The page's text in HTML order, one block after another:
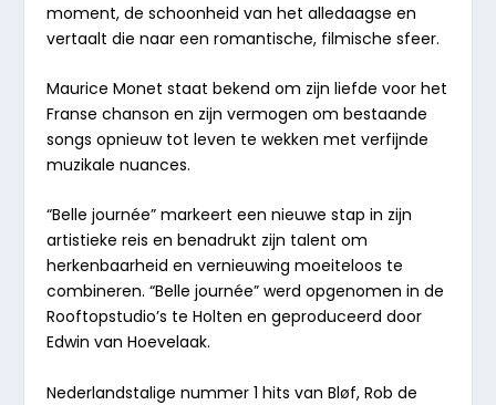
moment, de schoonheid van het alledaagse en
vertaalt die naar een romantische, filmische sfeer.
Maurice Monet staat bekend om zijn liefde voor het
Franse chanson en zijn vermogen om bestaande
songs opnieuw tot leven te wekken met verfijnde
muzikale nuances.
“Belle journée”markeert een nieuwe stap in zijn
artistieke reis en benadrukt zijn talent om
herkenbaarheid en vernieuwing moeiteloos te
combineren. “Belle journée” werd opgenomen in de
Rooftopstudio’s te Holten en geproduceerd door
Edwin van Hoevelaak.
Nederlandstalige nummer 1 hits van Bløf, Rob de